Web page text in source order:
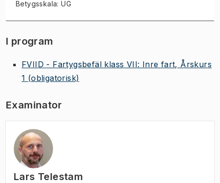
Betygsskala: UG
I program
FVIID - Fartygsbefäl klass VII: Inre fart, Årskurs
1 (obligatorisk)
Examinator
Lars Telestam